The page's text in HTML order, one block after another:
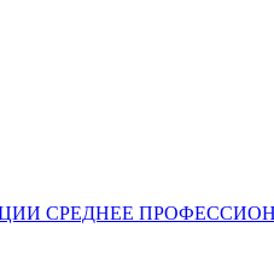
СРЕДНЕЕ